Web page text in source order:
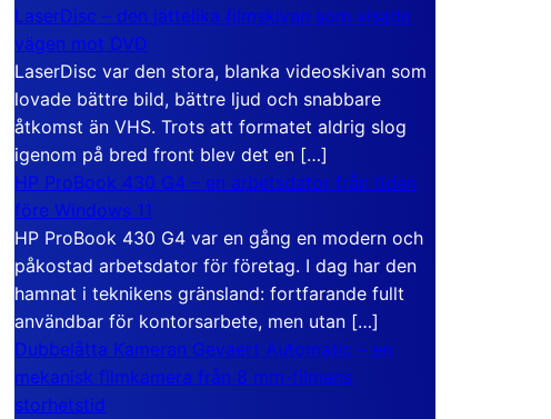
LaserDisc – den jättelika filmskivan som visade
vägen mot DVD
LaserDisc var den stora, blanka videoskivan som
lovade bättre bild, bättre ljud och snabbare
åtkomst än VHS. Trots att formatet aldrig slog
igenom på bred front blev det en […]
HP ProBook 430 G4 – en arbetsdator från tiden
före Windows 11
HP ProBook 430 G4 var en gång en modern och
påkostad arbetsdator för företag. I dag har den
hamnat i teknikens gränsland: fortfarande fullt
användbar för kontorsarbete, men utan […]
Dubbelåtta Kameran Gevaert Automatic – en
mekanisk filmkamera från 8 mm-filmens
storhetstid